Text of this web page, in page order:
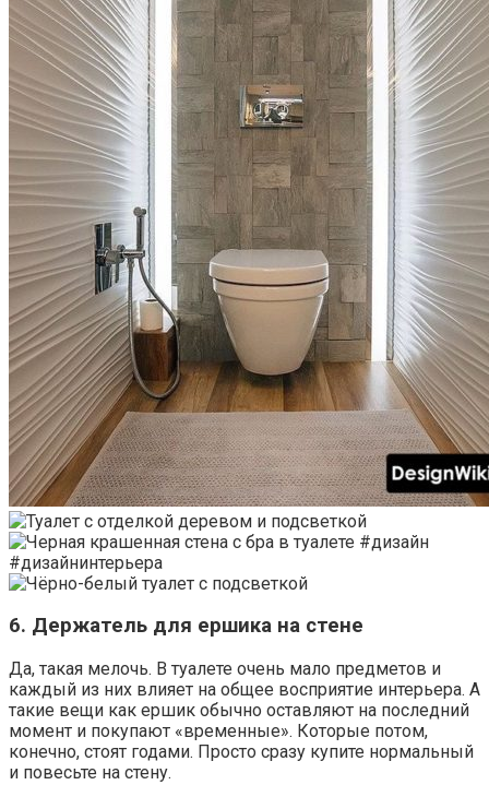
6. Держатель для ершика на стене
Да, такая мелочь. В туалете очень мало предметов и
каждый из них влияет на общее восприятие интерьера. А
такие вещи как ершик обычно оставляют на последний
момент и покупают «временные». Которые потом,
конечно, стоят годами. Просто сразу купите нормальный
и повесьте на стену.